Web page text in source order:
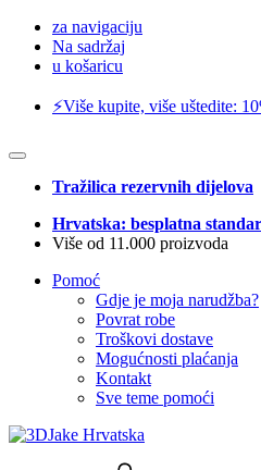
za navigaciju
Na sadržaj
u košaricu
⚡️Više kupite, više uštedite:
Tražilica rezervnih dijelova
Hrvatska: besplatna
Više od 11.000 proizvoda
Pomoć
Gdje je moja narudžba?
Povrat robe
Troškovi dostave
Mogućnosti plaćanja
Kontakt
Sve teme pomoći